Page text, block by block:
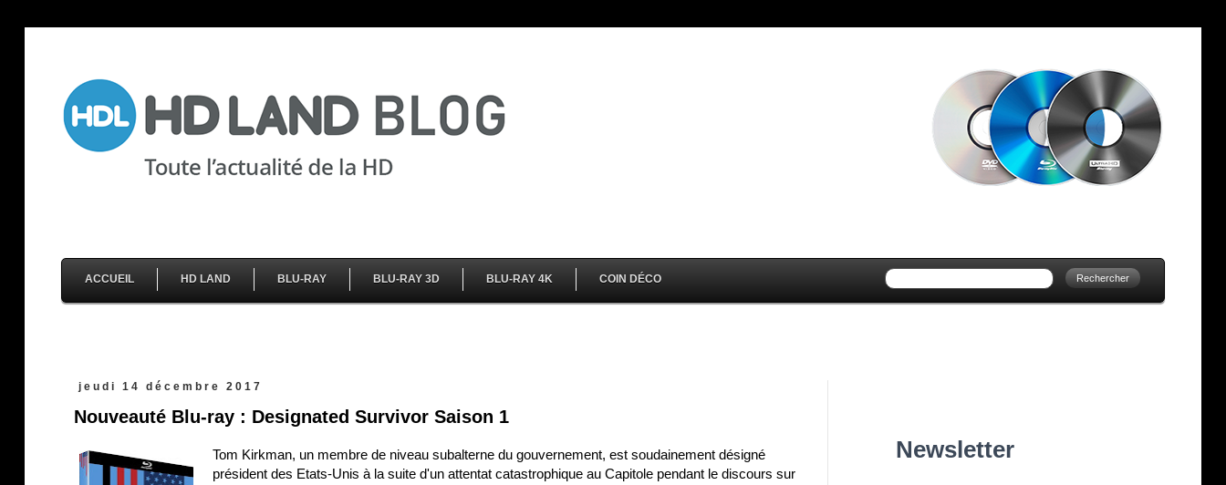
ACCUEIL HD LAND BLU-RAY BLU-RAY 3D BLU-RAY 4K COIN DÉCO
jeudi 14 décembre 2017
Nouveauté Blu-ray : Designated Survivor Saison 1
Tom Kirkman, un membre de niveau subalterne du gouvernement, est soudainement désigné
président des Etats-Unis à la suite d'un attentat catastrophique au Capitole pendant le discours sur
Newsletter